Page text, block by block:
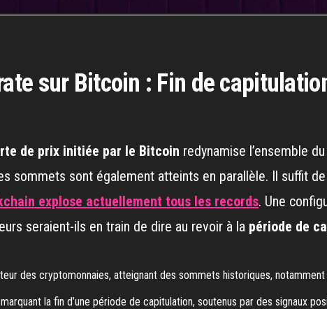
sur Bitcoin : Fin de
de prix initiée par le Bitcoin redynamise l’ensemble
sommets sont également atteints en parallèle. Il suffit
explose actuellement tous les records. Une
seraient-ils en train de dire au revoir à la période de
des cryptomonnaies, atteignant des sommets historiques,
la fin d’une période de capitulation, soutenus par des signaux